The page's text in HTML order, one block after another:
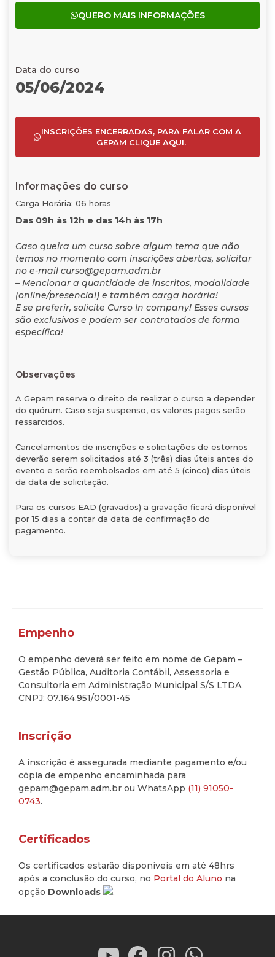
QUERO MAIS INFORMAÇÕES
Data do curso
05/06/2024
INSCRIÇÕES ENCERRADAS, PARA FALAR COM A
GEPAM CLIQUE AQUI.
Informações do curso
Carga Horária: 06 horas
Das 09h às 12h e das 14h às 17h
Caso queira um curso sobre algum tema que não
temos no momento com inscrições abertas, solicitar
no e-mail curso@gepam.adm.br
– Mencionar a quantidade de inscritos, modalidade
(online/presencial) e também carga horária!
E se preferir, solicite Curso In company! Esses cursos
são exclusivos e podem ser contratados de forma
específica!
Observações
A Gepam reserva o direito de realizar o curso a depender
do quórum. Caso seja suspenso, os valores pagos serão
ressarcidos.
Cancelamentos de inscrições e solicitações de estornos
deverão serem solicitados até 3 (três) dias úteis antes do
evento e serão reembolsados em até 5 (cinco) dias úteis
da data de solicitação.
Para os cursos EAD (gravados) a gravação ficará disponível
por 15 dias a contar da data de confirmação do
pagamento.
Empenho
O empenho deverá ser feito em nome de Gepam –
Gestão Pública, Auditoria Contábil, Assessoria e
Consultoria em Administração Municipal S/S LTDA.
CNPJ: 07.164.951/0001-45
Inscrição
A inscrição é assegurada mediante pagamento e/ou
cópia de empenho encaminhada para
gepam@gepam.adm.br ou WhatsApp (11) 91050-
0743.
Certificados
Os certificados estarão disponíveis em até 48hrs
após a conclusão do curso, no Portal do Aluno na
opção Downloads .